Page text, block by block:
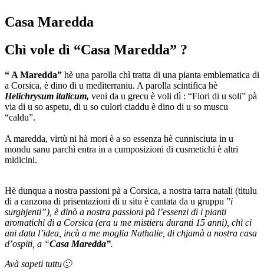
Casa Maredda
Chì vole dì “Casa Maredda” ?
“ A Maredda” hè una parolla chì tratta di una pianta emblematica di
a Corsica, è dino di u mediterraniu. A parolla scintifica hè
Helichrysum italicum, veni da u grecu è voli dì : “Fiori di u soli” pà
via di u so aspetu, di u so culori ciaddu è dino di u so muscu
“caldu”.
A maredda, virtù ni hà mori è a so essenza hè cunnisciuta in u
mondu sanu parchì entra in a cumposizioni di cusmetichi è altri
midicini.
Hè dunqua a nostra passioni pà a Corsica, a nostra tarra natali (titulu
di a canzona di prisentazioni di u situ è cantata da u gruppu ”i
surghjenti”), è dinò a nostra passioni pà l’essenzi di i pianti
aromatichi di a Corsica (era u me mistieru duranti 15 anni), chì ci
ani datu l’idea, incù a me moglia Nathalie, di chjamà a nostra casa
d’ospiti, a “Casa Maredda”.
Avà sapeti tuttu🙂